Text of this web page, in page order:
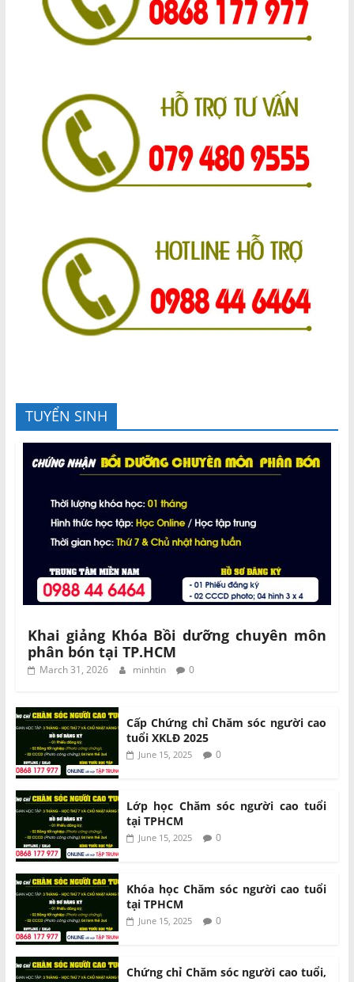
TUYỂN SINH
Khai giảng Khóa Bồi dưỡng chuyên môn
phân bón tại TP.HCM
March 31, 2026 minhtin 0
Cấp Chứng chỉ Chăm sóc người cao
tuổi XKLĐ 2025
June 15, 2025 0
Lớp học Chăm sóc người cao tuổi
tại TPHCM
June 15, 2025 0
Khóa học Chăm sóc người cao tuổi
tại TPHCM
June 15, 2025 0
Chứng chỉ Chăm sóc người cao tuổi,